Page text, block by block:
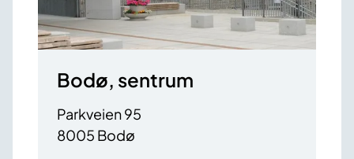
Bodø, sentrum
Parkveien 95
8005 Bodø